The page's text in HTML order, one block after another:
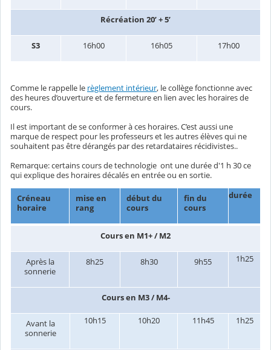
Récréation 20’ + 5’
S3 16h00 16h05 17h00
Comme le rappelle le règlement intérieur, le collège fonctionne avec
des heures d’ouverture et de fermeture en lien avec les horaires de
cours.
Il est important de se conformer à ces horaires. C’est aussi une
marque de respect pour les professeurs et les autres élèves qui ne
souhaitent pas être dérangés par des retardataires récidivistes..
Remarque: certains cours de technologie ont une durée d'1 h 30 ce
qui explique des horaires décalés en entrée ou en sortie.
Créneau
horaire
mise en
rang
début du
cours
fin du
cours
durée
Cours en M1+ / M2
Après la
sonnerie
8h25 8h30 9h55 1h25
Cours en M3 / M4-
Avant la
sonnerie
10h15 10h20 11h45 1h25